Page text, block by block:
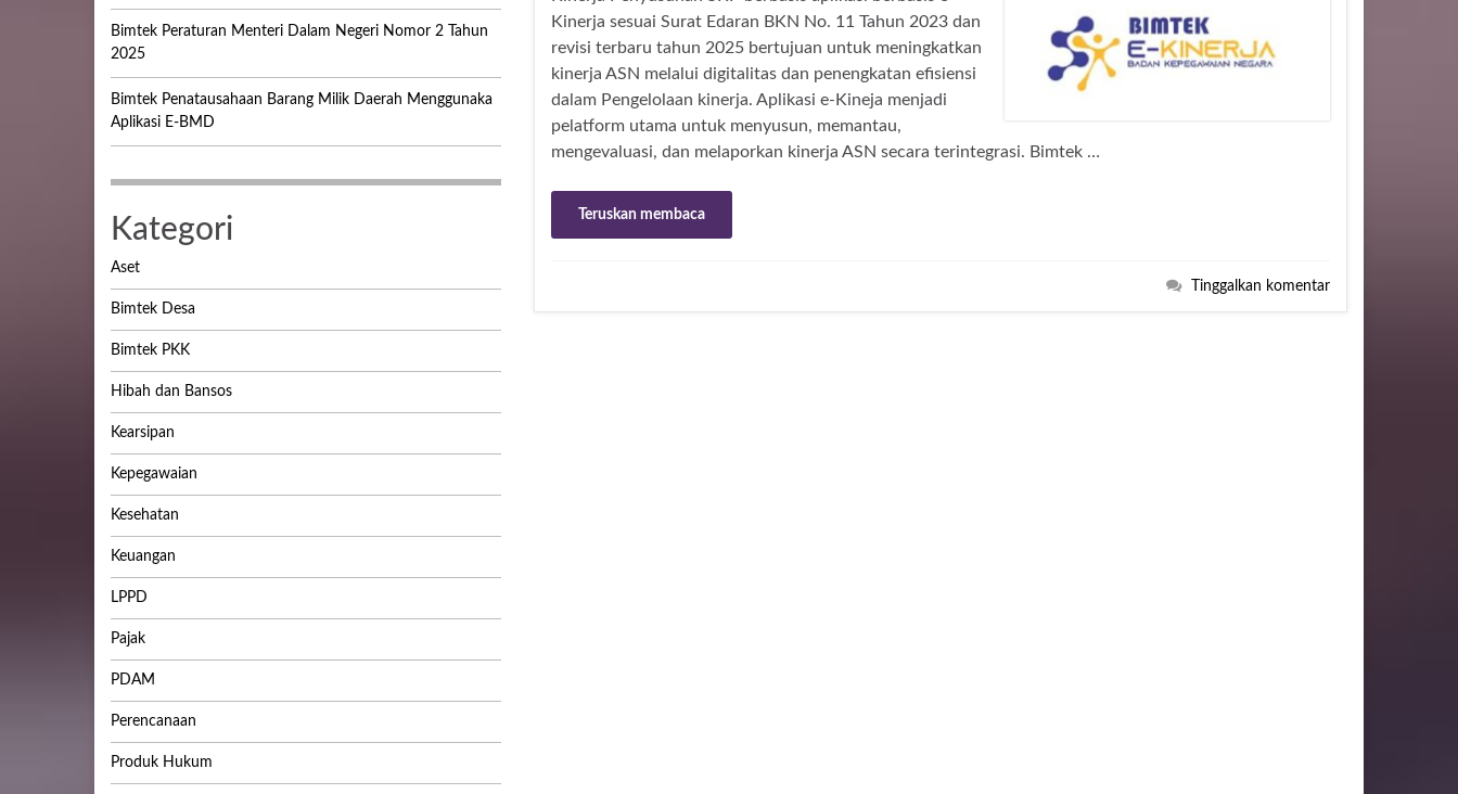
Kinerja sesuai Surat Edaran BKN No. 11 Tahun 2023 dan
revisi terbaru tahun 2025 bertujuan untuk meningkatkan
kinerja ASN melalui digitalitas dan penengkatan efisiensi
dalam Pengelolaan kinerja. Aplikasi e-Kineja menjadi
pelatform utama untuk menyusun, memantau,
mengevaluasi, dan melaporkan kinerja ASN secara terintegrasi. Bimtek …
Teruskan membaca
Tinggalkan komentar
Bimtek Peraturan Menteri Dalam Negeri Nomor 2 Tahun
2025
Bimtek Penatausahaan Barang Milik Daerah Menggunaka
Aplikasi E-BMD
Kategori
Aset
Bimtek Desa
Bimtek PKK
Hibah dan Bansos
Kearsipan
Kepegawaian
Kesehatan
Keuangan
LPPD
Pajak
PDAM
Perencanaan
Produk Hukum